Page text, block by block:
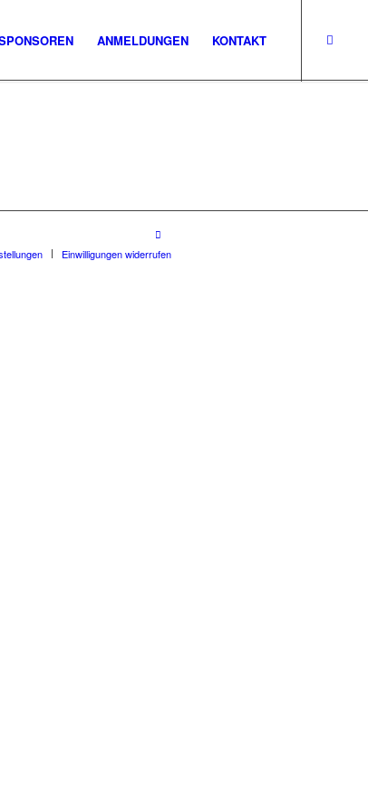
ANMELDUNGEN KONTAKT
Einwilligungen widerrufen